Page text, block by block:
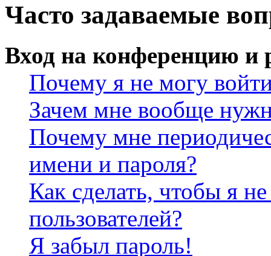
Часто задаваемые
Вход на конференцию и
Почему я не могу
Зачем мне вообще
Почему мне
имени и пароля?
Как сделать, чтобы я
пользователей?
Я забыл пароль!